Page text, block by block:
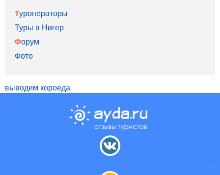
Туроператоры
Туры в Нигер
Форум
Фото
выводим короеда